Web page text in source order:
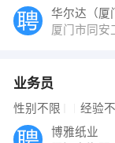
华尔达（厦
厦门市同安
业务员
性别不限 经验
博雅纸业